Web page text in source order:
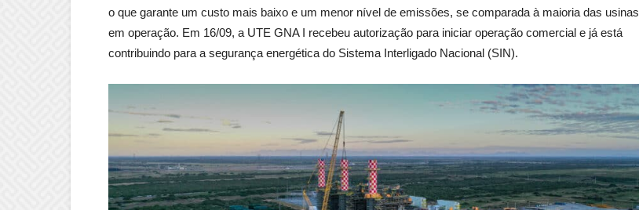
o que garante um custo mais baixo e um menor nível de emissões, se comparada à maioria das usinas
em operação. Em 16/09, a UTE GNA I recebeu autorização para iniciar operação comercial e já está
contribuindo para a segurança energética do Sistema Interligado Nacional (SIN).